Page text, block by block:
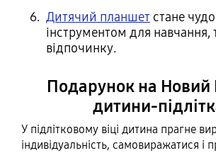
Дитячий планшет стане
інструментом для навчання,
відпочинку.
Подарунок на Новий
дитини-
У підлітковому віці дитина прагне
індивідуальність, самовиражатися і